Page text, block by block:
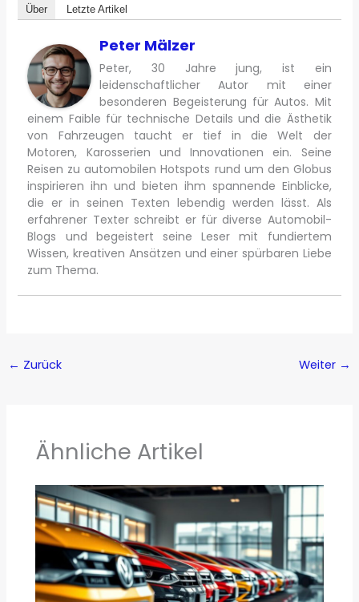
Über Letzte Artikel
Peter Mälzer
Peter, 30 Jahre jung, ist ein
leidenschaftlicher Autor mit einer
besonderen Begeisterung für Autos. Mit
einem Faible für technische Details und die Ästhetik
von Fahrzeugen taucht er tief in die Welt der
Motoren, Karosserien und Innovationen ein. Seine
Reisen zu automobilen Hotspots rund um den Globus
inspirieren ihn und bieten ihm spannende Einblicke,
die er in seinen Texten lebendig werden lässt. Als
erfahrener Texter schreibt er für diverse Automobil-
Blogs und begeistert seine Leser mit fundiertem
Wissen, kreativen Ansätzen und einer spürbaren Liebe
zum Thema.
← Zurück Weiter →
Ähnliche Artikel